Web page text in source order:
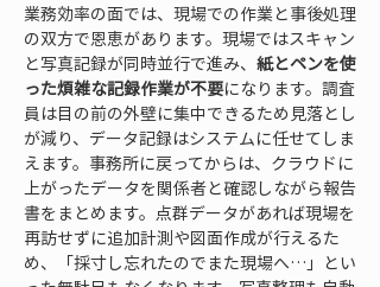
業務効率の面では、現場での作業と事後処理
の双方で恩恵があります。現場ではスキャン
と写真記録が同時並行で進み、 紙とペンを使
った煩雑な記録作業が不要になります。調査
員は目の前の外壁に集中できるため見落とし
が減り、データ記録はシステムに任せてしま
えます。事務所に戻ってからは、クラウドに
上がったデータを関係者と確認しながら報告
書をまとめます。点群データがあれば現場を
再訪せずに追加計測や図面作成が行えるた
め、「採寸し忘れたのでまた現場へ…」とい